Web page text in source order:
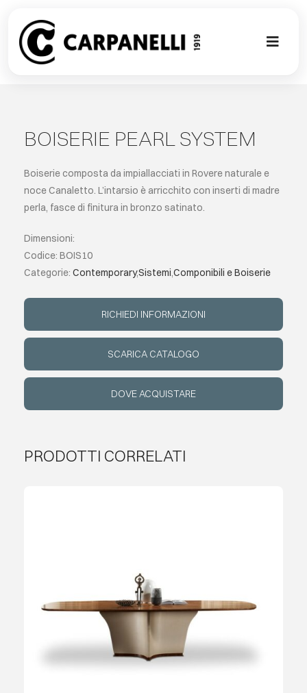
content
Toggle
CLASSIC
ABOUT
EVENTI
CONTATTI
BOISERIE PEARL SYSTEM
Boiserie composta da impiallacciati in Rovere naturale e
noce Canaletto. L’intarsio è arricchito con inserti di madre
perla, fasce di finitura in bronzo satinato.
Dimensioni:
Codice: BOIS10
Categorie: Contemporary,Sistemi,Componibili e Boiserie
RICHIEDI INFORMAZIONI
SCARICA CATALOGO
DOVE ACQUISTARE
PRODOTTI CORRELATI